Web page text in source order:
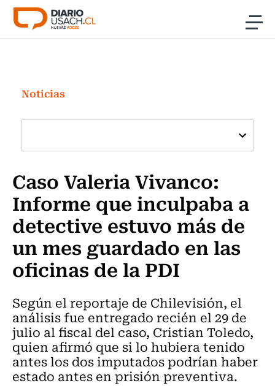
Click acá para ir directamente al contenido
Investigación
Cultura
Programas Radio y TV Usach
Noticias
Caso Valeria Vivanco:
Informe que inculpaba a
detective estuvo más de
un mes guardado en las
oficinas de la PDI
Según el reportaje de Chilevisión, el
análisis fue entregado recién el 29 de
julio al fiscal del caso, Cristian Toledo,
quien afirmó que si lo hubiera tenido
antes los dos imputados podrían haber
estado antes en prisión preventiva.